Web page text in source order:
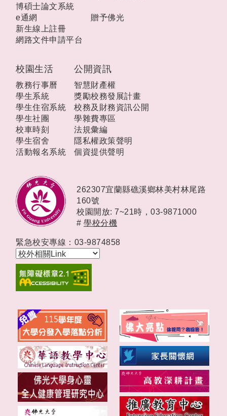
校園生活
教務行事曆
學生系統
學生住宿系統
學生社團
校車時刻
學生宿舍
活動報名系統
公開資訊
智慧財產權
獎勵校務發展計畫
校務及財務資訊公開
學雜費專區
法規彙編
隱私權政策聲明
個資提供聲明
博碩士論文系統
e通網
新生線上註冊
網路文件申請平台
贈予佛光
262307宜蘭縣礁溪鄉林美村林尾路
160號
校園開放: 7~21時， 03-9871000
# 學校分機
緊急校安專線：03-9874858